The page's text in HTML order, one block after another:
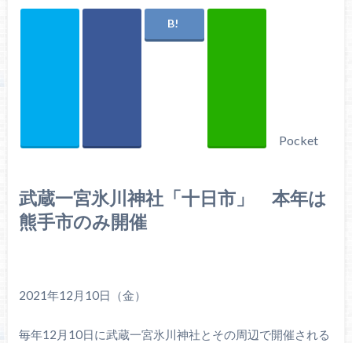
Pocket
武蔵一宮氷川神社「十日市」 本年は
熊手市のみ開催
2021年12月10日（金）
毎年12月10日に武蔵一宮氷川神社とその周辺で開催される